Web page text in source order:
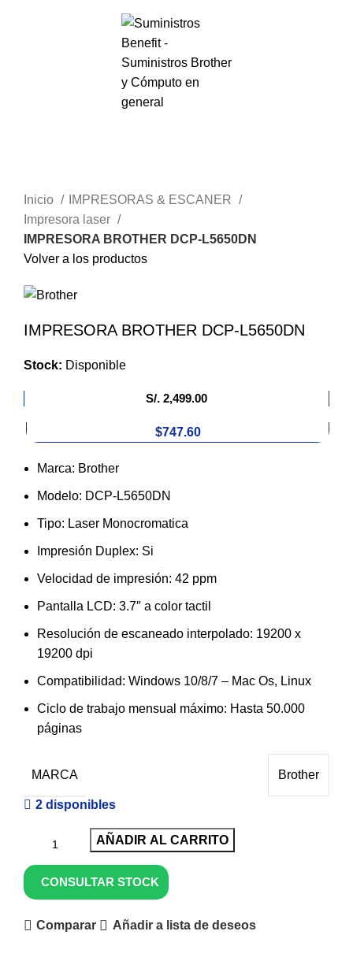
Inicio
IMPRESORAS & ESCANER
Impresora laser
IMPRESORA BROTHER DCP-L5650DN
Volver a los productos
IMPRESORA BROTHER DCP-L5650DN
Stock: Disponible
S/. 2,499.00
$747.60
Marca: Brother
Modelo: DCP-L5650DN
Tipo: Laser Monocromatica
Impresión Duplex: Si
Velocidad de impresión: 42 ppm
Pantalla LCD: 3.7″ a color tactil
Resolución de escaneado interpolado: 19200 x
19200 dpi
Compatibilidad: Windows 10/8/7 – Mac Os, Linux
Ciclo de trabajo mensual máximo: Hasta 50.000
páginas
MARCA Brother
2 disponibles
AÑADIR AL CARRITO
CONSULTAR STOCK
Comparar Añadir a lista de deseos